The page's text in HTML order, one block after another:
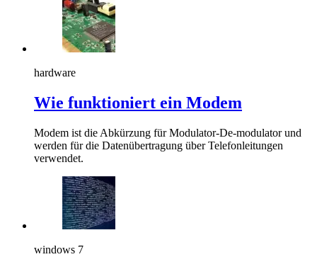
hardware
Wie funktioniert ein Modem
Modem ist die Abkürzung für Modulator-De-modulator und
werden für die Datenübertragung über Telefonleitungen
verwendet.
windows 7